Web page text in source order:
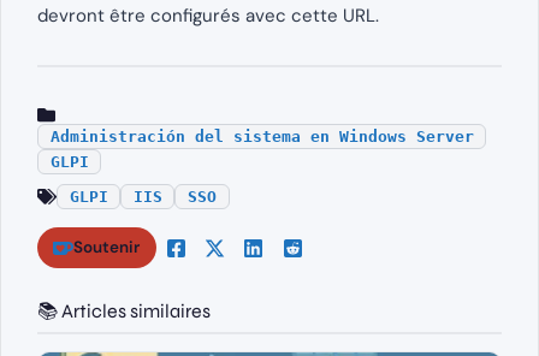
devront être configurés avec cette URL.
Administración del sistema en Windows Server
GLPI
GLPI
IIS SSO
Soutenir
📚 Articles similaires